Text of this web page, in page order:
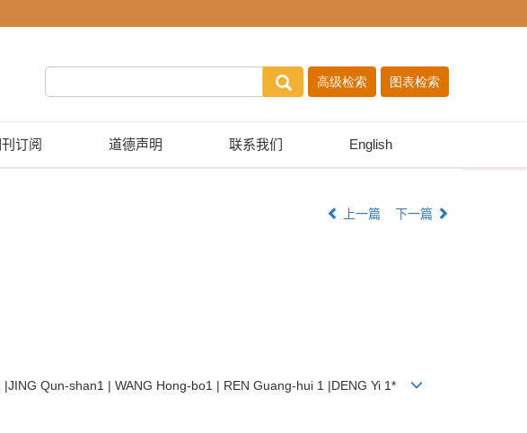
订阅 道德声明 联系我们 English
上一篇 下一篇
Qun-shan1 | WANG Hong-bo1 | REN Guang-hui 1 |DENG Yi 1*